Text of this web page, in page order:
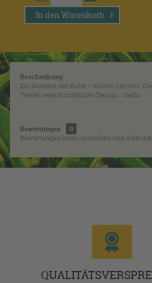
In denWarenkorb
Beschreibung
Ein Moment der Ruhe – stilvoll serviert.
Teeset vereint modernes Design... mehr
Bewertungen
0
Bewertungen lesen, schreiben und